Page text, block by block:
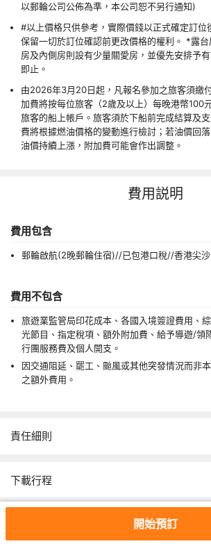
以郵輪公司公佈為準，本公司恕不另行通知)
#以上價格只供參考，實際價錢以正式確定訂位
保留一切於訂位確認前更改價格的權利。 *露
房及內側房則設有少量關愛房，並優先安排予
即止。
由2026年3月20日起，凡報名參加之旅客須繳
加費將按每位旅客（2歲及以上）每晚港幣100
旅客的船上帳戶。旅客須於下船前完成結算及
費將根據燃油價格的變動進行檢討；若油價回
油價持續上漲，附加費可能會作出調整。
費用説明
費用包含
郵輪啟航(2晚郵輪住宿)//已包港口稅//香港尖
費用不包含
旅遊業監管局印花成本、各國入境簽證費用、
光節目、指定稅項、額外附加費、給予導遊/領
行團服務費及個人開支。
因交通阻延、罷工、颱風或其他突發情況而非
之額外費用。
責任細則
下載行程
開始預訂